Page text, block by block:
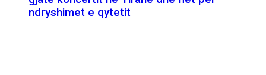
ndryshimet e qytetit